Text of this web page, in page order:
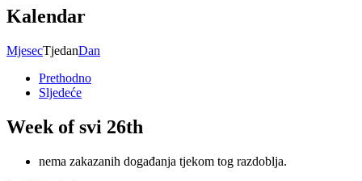
Kalendar
MjesecTjedanDan
Prethodno
Sljedeće
Week of svi 26th
nema zakazanih događanja tjekom tog razdoblja.